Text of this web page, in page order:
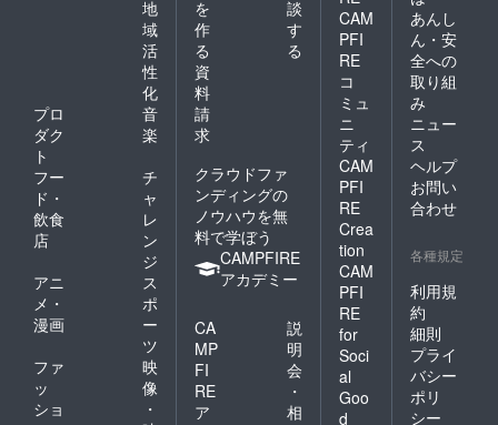
地
域
活
性
化
プロ
ダク
ト
音
楽
フー
ド・
飲食
店
チ
ャ
レ
ン
ジ
アニ
メ・
漫画
ス
ポ
ー
ツ
ファ
ッ
ショ
映
像
・
を
作
る
談
す
る
資
料
請
求
クラウドファ
ンディングの
ノウハウを無
料で学ぼう
CAMPFIRE
アカデミー
CA
MP
FI
RE
ア
説
明
会
・
相
CAM
PFI
RE
コ
ミュ
ニ
ティ
CAM
PFI
RE
Crea
tion
CAM
PFI
RE
for
Soci
al
Goo
d
あんし
ん・安
全への
取り組
み
ニュー
ス
ヘルプ
お問い
合わせ
各種規定
利用規
約
細則
プライ
バシー
ポリ
シー